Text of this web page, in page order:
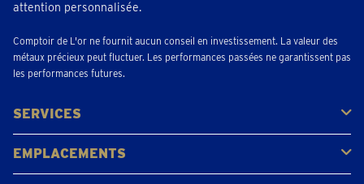
attention personnalisée.
Comptoir de L'or ne fournit aucun conseil en investissement. La valeur des
métaux précieux peut fluctuer. Les performances passées ne garantissent pas
les performances futures.
SERVICES
Acheter
Vendre
Vente aux enchères
EMPLACEMENTS
Gerpinnes
Liège
Namur
Waterloo
Woluwe-Saint-Lambert
Voir tous les emplacements